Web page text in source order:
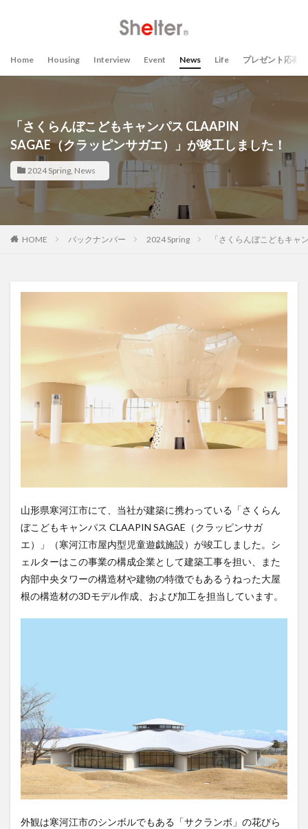
Home Housing Interview Event News Life プレゼント応募
「さくらんぼこどもキャンパス CLAAPIN
SAGAE（クラッピンサガエ）」が竣工しました！
2024 Spring, News
HOME バックナンバー 2024 Spring 「さくらんぼこどもキャ
山形県寒河江市にて、当社が建築に携わっている「さくらん
ぼこどもキャンパス CLAAPIN SAGAE（クラッピンサガ
エ）」（寒河江市屋内型児童遊戯施設）が竣工しました。シ
ェルターはこの事業の構成企業として建築工事を担い、また
内部中央タワーの構造材や建物の特徴でもあるうねった大屋
根の構造材の3Dモデル作成、および加工を担当しています。
外観は寒河江市のシンボルでもある「サクランボ」の花びら